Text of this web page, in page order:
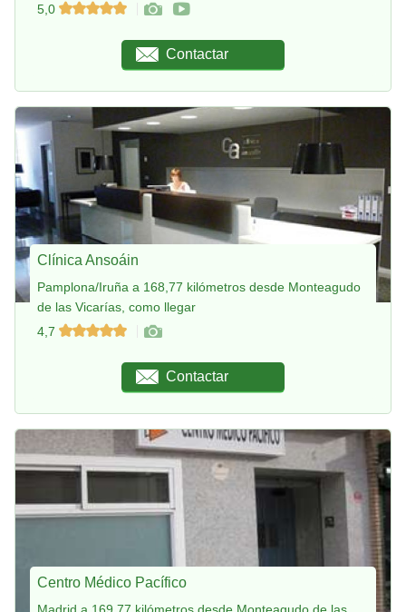
5,0
Contactar
Clínica Ansoáin
Pamplona/Iruña a 168,77 kilómetros desde Monteagudo
de las Vicarías, como llegar
4,7
Contactar
Centro Médico Pacífico